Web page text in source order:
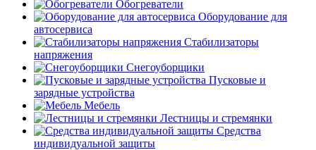
Обогреватели
Оборудование для
автосервиса
Стабилизаторы
напряжения
Снегоуборщики
Пусковые и
зарядные устройства
Мебель
Лестницы и стремянки
Средства
индивидуальной защиты